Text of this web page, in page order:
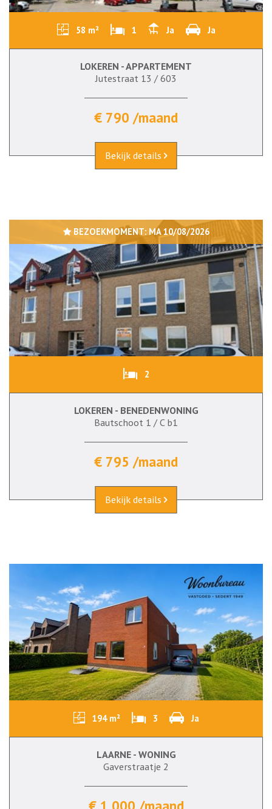
58 m² 1 Ja Ja
LOKEREN - APPARTEMENT
Jutestraat 13 / 603
€ 790 /maand
Bekijk details
BEZOEKMOMENT:MA 10/08/2026
2
LOKEREN - BENEDENWONING
Bautschoot 1 / C b1
€ 795 /maand
Bekijk details
194 m² 3 Ja
LAARNE - WONING
Gaverstraatje 2